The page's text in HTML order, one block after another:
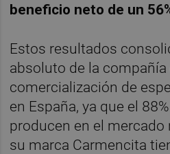
beneficio neto de un
Estos resultados
absoluto de la
comercialización de
en España, ya que el
producen en el
su marca Carmencita